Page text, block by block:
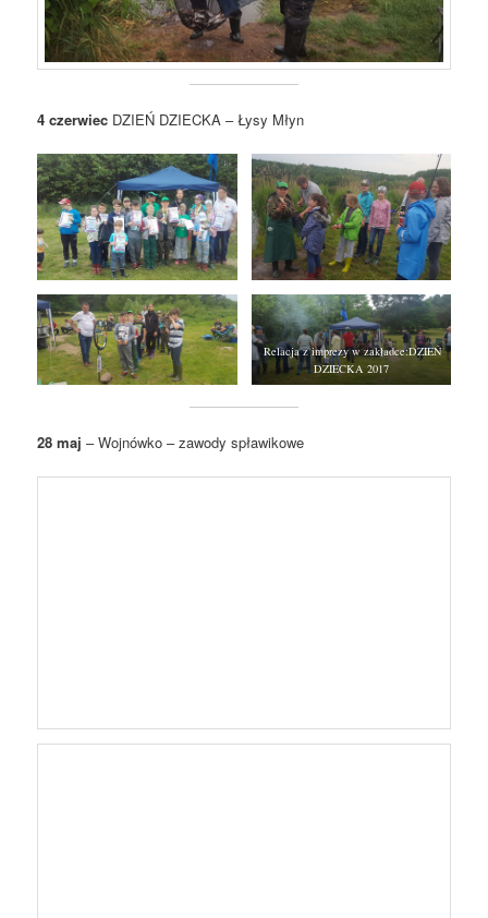
4 czerwiec DZIEŃ DZIECKA – Łysy Młyn
Relacja z imprezy w zakładce:DZIEŃ
DZIECKA 2017
28 maj – Wojnówko – zawody spławikowe